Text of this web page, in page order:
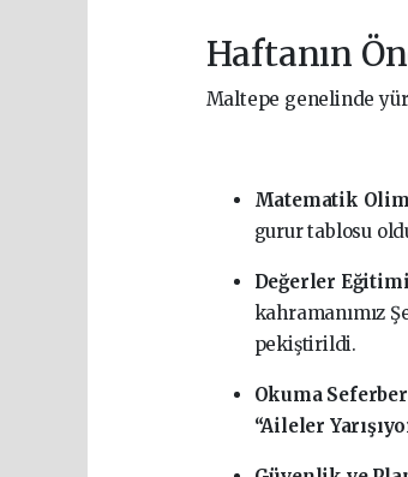
Haftanın
Maltepe genelinde
Matematik
gurur tablosu
Değerler
kahramanımız
pekiştirildi.
Okuma
“Aileler